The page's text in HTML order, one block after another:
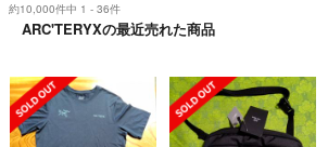
約10,000件中 1 - 36件
ARC'TERYXの最近売れた商品